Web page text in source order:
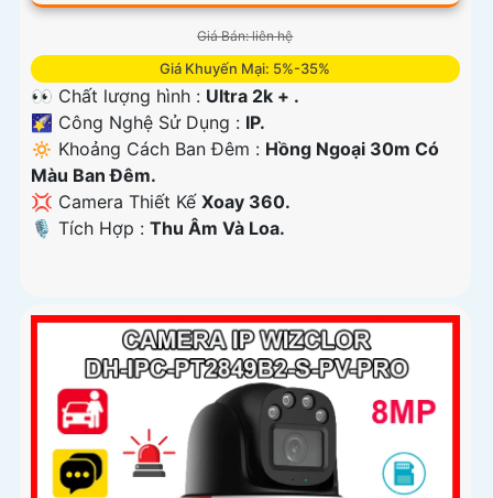
Giá Bán: liên hệ
Giá Khuyến Mại: 5%-35%
👀 Chất lượng hình : Ultra 2k + .
🌠 Công Nghệ Sử Dụng : IP.
🔅 Khoảng Cách Ban Đêm : Hồng Ngoại 30m Có
Màu Ban Ðêm.
💢 Camera Thiết Kế Xoay 360.
️🎙 Tích Hợp : Thu Âm Và Loa.